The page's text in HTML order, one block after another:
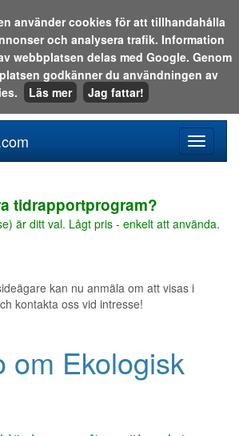
på webben:
meny
tidrapportprogram?
är ditt val. Lågt pris - enkelt att använda.
kan nu anmäla om att visas i
kontakta oss vid intresse!
om Ekologisk
använder cookies för att tillhandahålla
och analysera trafik. Information
webbplatsen delas med Google. Genom
godkänner du användningen av
Läs mer Jag fattar!